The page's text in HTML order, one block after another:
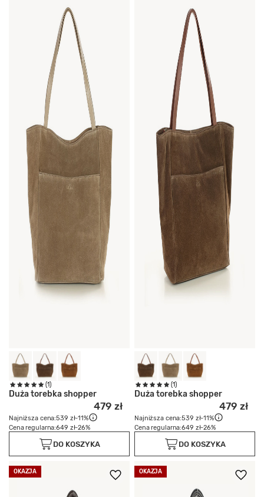
(1)
Duża torebka shopper
479 zł
Najniższa cena:539 zł-11%
Cena regularna:649 zł-26%
DO KOSZYKA
(1)
Duża torebka shopper
479 zł
Najniższa cena:539 zł-11%
Cena regularna:649 zł-26%
DO KOSZYKA
OKAZJA OKAZJA